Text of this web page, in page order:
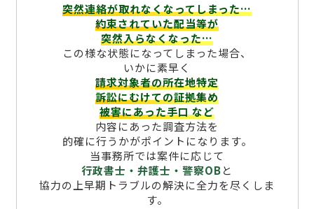
突然連絡が取れなくなってしまった…
約束されていた配当等が
突然入らなくなった…
この様な状態になってしまった場合、
いかに素早く
請求対象者の所在地特定
訴訟にむけての証拠集め
被害にあった手口など
内容にあった調査方法を
的確に行うかがポイントになります。
当事務所では案件に応じて
行政書士・弁護士・警察OBと
協力の上早期トラブルの解決に全力を尽くしま
す。